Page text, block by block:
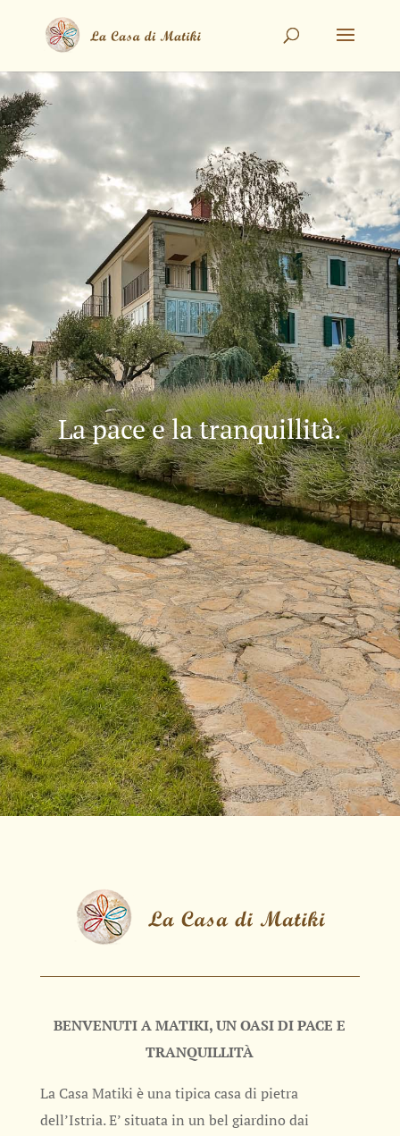
La pace e la tranquillità.
BENVENUTI A MATIKI, UN OASI DI PACE E
TRANQUILLITÀ
La Casa Matiki è una tipica casa di pietra
dell’Istria. E’ situata in un bel giardino dai